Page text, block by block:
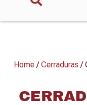
Home/Cerraduras /